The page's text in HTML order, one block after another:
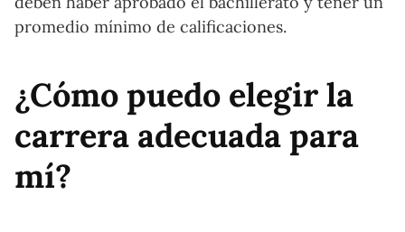
promedio mínimo de calificaciones.
¿Cómo puedo elegir la
carrera adecuada para
mí?